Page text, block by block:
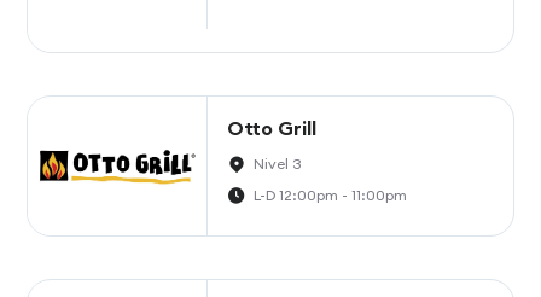
Otto Grill
Nivel 3
L-D 12:00pm - 11:00pm